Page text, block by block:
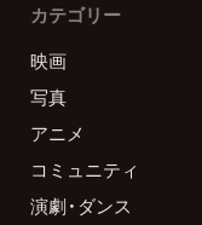
カテゴリー
映画
写真
アニメ
コミュニティ
演劇・ダンス